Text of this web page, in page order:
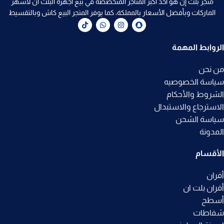
الماركات وبأفضل الأسعار بالمملكة، كما يوفر المتجر البيع كاش وبالتقسيط
الروابط المهمة
من نحن
سياسة الخصوصيه
الشروط والأحكام
الاسترجاع والاستبدال
سياسة الشحن
المدونة
الأقسام
أفران
أفران بلت ان
أسطح
شفاطات